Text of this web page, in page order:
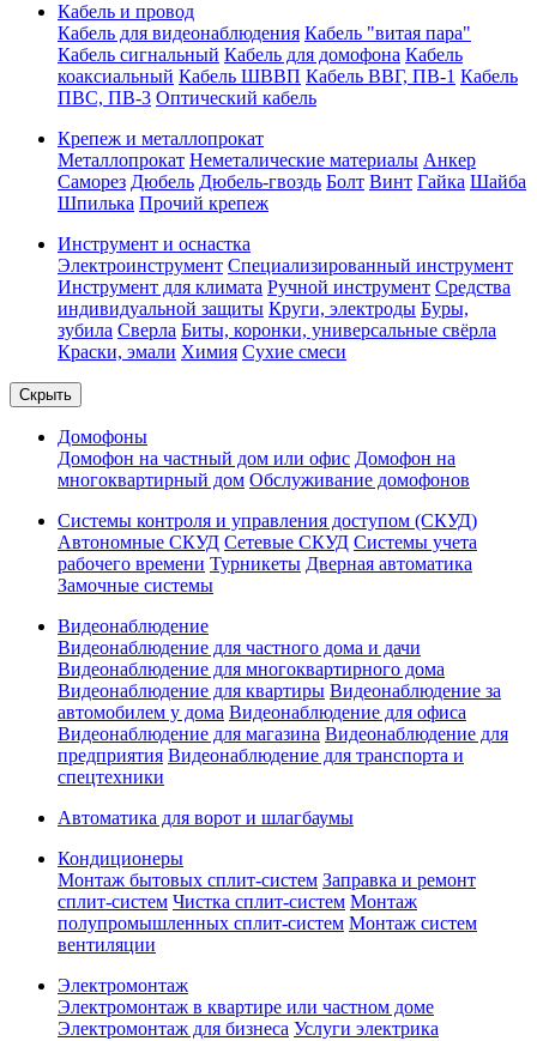
Кабель и провод
Кабель для видеонаблюдения Кабель "витая пара"
Кабель сигнальный Кабель для домофона Кабель
коаксиальный Кабель ШВВП Кабель ВВГ, ПВ-1 Кабель
ПВС, ПВ-3 Оптический кабель
Крепеж и металлопрокат
Металлопрокат Неметалические материалы Анкер
Саморез Дюбель Дюбель-гвоздь Болт Винт Гайка Шайба
Шпилька Прочий крепеж
Инструмент и оснастка
Электроинструмент Специализированный инструмент
Инструмент для климата Ручной инструмент Средства
индивидуальной защиты Круги, электроды Буры,
зубила Сверла Биты, коронки, универсальные свёрла
Краски, эмали Химия Сухие смеси
Скрыть
Домофоны
Домофон на частный дом или офис Домофон на
многоквартирный дом Обслуживание домофонов
Системы контроля и управления доступом (СКУД)
Автономные СКУД Сетевые СКУД Системы учета
рабочего времени Турникеты Дверная автоматика
Замочные системы
Видеонаблюдение
Видеонаблюдение для частного дома и дачи
Видеонаблюдение для многоквартирного дома
Видеонаблюдение для квартиры Видеонаблюдение за
автомобилем у дома Видеонаблюдение для офиса
Видеонаблюдение для магазина Видеонаблюдение для
предприятия Видеонаблюдение для транспорта и
спецтехники
Автоматика для ворот и шлагбаумы
Кондиционеры
Монтаж бытовых сплит-систем Заправка и ремонт
сплит-систем Чистка сплит-систем Монтаж
полупромышленных сплит-систем Монтаж систем
вентиляции
Электромонтаж
Электромонтаж в квартире или частном доме
Электромонтаж для бизнеса Услуги электрика